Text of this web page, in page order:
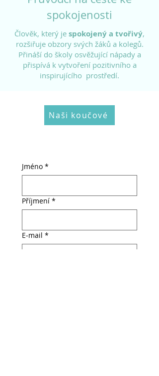
spokojenosti
Člověk, který je spokojený a tvořivý,
rozšiřuje obzory svých žáků a kolegů.
Přináší do školy osvěžující nápady a
přispívá k vytvoření pozitivního a
inspirujícího prostředí.
Naši koučové
Jméno *
Příjmení *
E‑mail *